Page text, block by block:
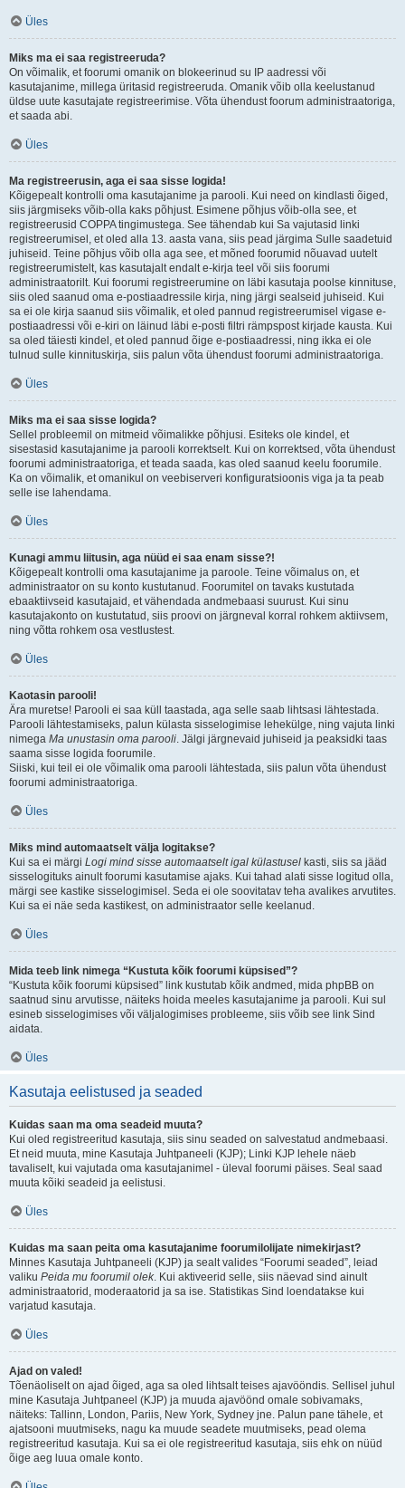
Üles
Miks ma ei saa registreeruda?
On võimalik, et foorumi omanik on blokeerinud su IP aadressi või
kasutajanime, millega üritasid registreeruda. Omanik võib olla keelustanud
üldse uute kasutajate registreerimise. Võta ühendust foorum administraatoriga,
et saada abi.
Üles
Ma registreerusin, aga ei saa sisse logida!
Kõigepealt kontrolli oma kasutajanime ja parooli. Kui need on kindlasti õiged,
siis järgmiseks võib-olla kaks põhjust. Esimene põhjus võib-olla see, et
registreerusid COPPA tingimustega. See tähendab kui Sa vajutasid linki
registreerumisel, et oled alla 13. aasta vana, siis pead järgima Sulle saadetuid
juhiseid. Teine põhjus võib olla aga see, et mõned foorumid nõuavad uutelt
registreerumistelt, kas kasutajalt endalt e-kirja teel või siis foorumi
administraatorilt. Kui foorumi registreerumine on läbi kasutaja poolse kinnituse,
siis oled saanud oma e-postiaadressile kirja, ning järgi sealseid juhiseid. Kui
sa ei ole kirja saanud siis võimalik, et oled pannud registreerumisel vigase e-
postiaadressi või e-kiri on läinud läbi e-posti filtri rämpspost kirjade kausta. Kui
sa oled täiesti kindel, et oled pannud õige e-postiaadressi, ning ikka ei ole
tulnud sulle kinnituskirja, siis palun võta ühendust foorumi administraatoriga.
Üles
Miks ma ei saa sisse logida?
Sellel probleemil on mitmeid võimalikke põhjusi. Esiteks ole kindel, et
sisestasid kasutajanime ja parooli korrektselt. Kui on korrektsed, võta ühendust
foorumi administraatoriga, et teada saada, kas oled saanud keelu foorumile.
Ka on võimalik, et omanikul on veebiserveri konfiguratsioonis viga ja ta peab
selle ise lahendama.
Üles
Kunagi ammu liitusin, aga nüüd ei saa enam sisse?!
Kõigepealt kontrolli oma kasutajanime ja paroole. Teine võimalus on, et
administraator on su konto kustutanud. Foorumitel on tavaks kustutada
ebaaktiivseid kasutajaid, et vähendada andmebaasi suurust. Kui sinu
kasutajakonto on kustutatud, siis proovi on järgneval korral rohkem aktiivsem,
ning võtta rohkem osa vestlustest.
Üles
Kaotasin parooli!
Ära muretse! Parooli ei saa küll taastada, aga selle saab lihtsasi lähtestada.
Parooli lähtestamiseks, palun külasta sisselogimise lehekülge, ning vajuta linki
nimega Ma unustasin oma parooli. Jälgi järgnevaid juhiseid ja peaksidki taas
saama sisse logida foorumile.
Siiski, kui teil ei ole võimalik oma parooli lähtestada, siis palun võta ühendust
foorumi administraatoriga.
Üles
Miks mind automaatselt välja logitakse?
Kui sa ei märgi Logi mind sisse automaatselt igal külastusel kasti, siis sa jääd
sisselogituks ainult foorumi kasutamise ajaks. Kui tahad alati sisse logitud olla,
märgi see kastike sisselogimisel. Seda ei ole soovitatav teha avalikes arvutites.
Kui sa ei näe seda kastikest, on administraator selle keelanud.
Üles
Mida teeb link nimega “Kustuta kõik foorumi küpsised”?
“Kustuta kõik foorumi küpsised” link kustutab kõik andmed, mida phpBB on
saatnud sinu arvutisse, näiteks hoida meeles kasutajanime ja parooli. Kui sul
esineb sisselogimises või väljalogimises probleeme, siis võib see link Sind
aidata.
Üles
Kasutaja eelistused ja seaded
Kuidas saan ma oma seadeid muuta?
Kui oled registreeritud kasutaja, siis sinu seaded on salvestatud andmebaasi.
Et neid muuta, mine Kasutaja Juhtpaneeli (KJP); Linki KJP lehele näeb
tavaliselt, kui vajutada oma kasutajanimel - üleval foorumi päises. Seal saad
muuta kõiki seadeid ja eelistusi.
Üles
Kuidas ma saan peita oma kasutajanime foorumilolijate nimekirjast?
Minnes Kasutaja Juhtpaneeli (KJP) ja sealt valides “Foorumi seaded”, leiad
valiku Peida mu foorumil olek. Kui aktiveerid selle, siis näevad sind ainult
administraatorid, moderaatorid ja sa ise. Statistikas Sind loendatakse kui
varjatud kasutaja.
Üles
Ajad on valed!
Tõenäoliselt on ajad õiged, aga sa oled lihtsalt teises ajavööndis. Sellisel juhul
mine Kasutaja Juhtpaneel (KJP) ja muuda ajavöönd omale sobivamaks,
näiteks: Tallinn, London, Pariis, New York, Sydney jne. Palun pane tähele, et
ajatsooni muutmiseks, nagu ka muude seadete muutmiseks, pead olema
registreeritud kasutaja. Kui sa ei ole registreeritud kasutaja, siis ehk on nüüd
õige aeg luua omale konto.